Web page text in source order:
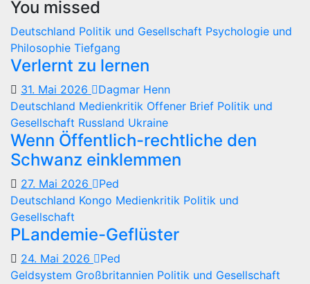
You missed
Deutschland Politik und Gesellschaft Psychologie und
Philosophie Tiefgang
Verlernt zu lernen
31. Mai 2026
Dagmar Henn
Deutschland Medienkritik Offener Brief Politik und
Gesellschaft Russland Ukraine
Wenn Öffentlich-rechtliche den
Schwanz einklemmen
27. Mai 2026
Ped
Deutschland Kongo Medienkritik Politik und
Gesellschaft
PLandemie-Geflüster
24. Mai 2026
Ped
Geldsystem Großbritannien Politik und Gesellschaft